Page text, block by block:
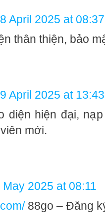
April 2025 at 08:37
thân thiện, bảo
April 2025 at 13:43
diện hiện đại,
mới.
May 2025 at 08:11
88go – Đăng